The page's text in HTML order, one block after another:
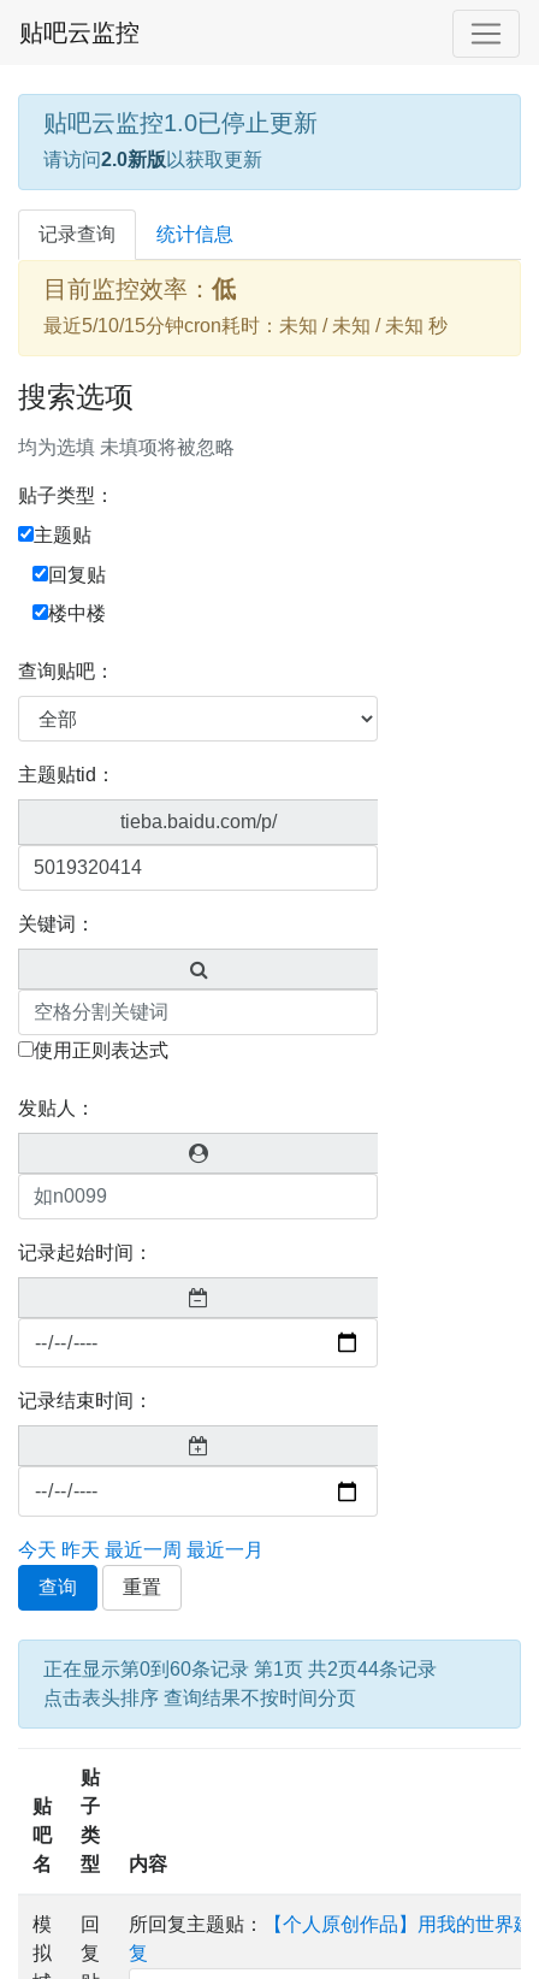
贴吧云监控
贴吧云监控1.0已停止更新
请访问2.0新版 以获取更新
记录查询 统计信息
目前监控效率： 低
最近5/10/15分钟cron耗时：未知 / 未知 / 未知 秒
搜索选项
均为选填 未填项将被忽略
贴子类型：
主题贴
回复贴
楼中楼
查询贴吧：
主题贴tid：
tieba.baidu.com/p/
关键词：
使用正则表达式
发贴人：
记录起始时间：
记录结束时间：
今天 昨天 最近一周 最近一月
查询
重置
正在显示第0到60条记录 第1页 共2页44条记录
点击表头排序 查询结果不按时间分页
贴
吧
名
贴
子
类
型
内容
模
拟
回
复
所回复主题贴：
【个人原创作品】用我的世界
复